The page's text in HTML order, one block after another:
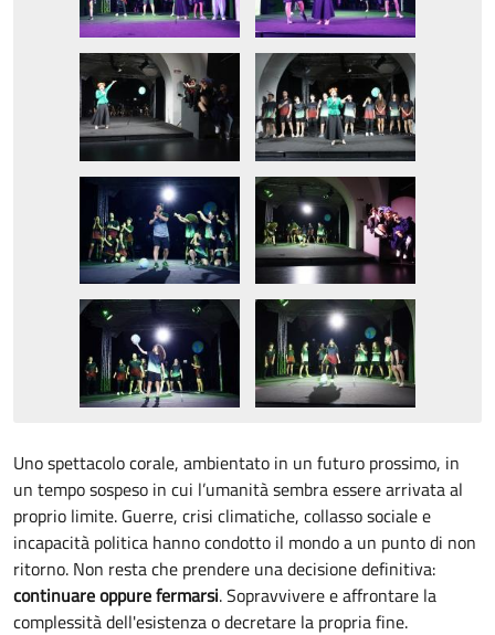
Uno spettacolo corale, ambientato in un futuro prossimo, in
un tempo sospeso in cui l’umanità sembra essere arrivata al
proprio limite. Guerre, crisi climatiche, collasso sociale e
incapacità politica hanno condotto il mondo a un punto di non
ritorno. Non resta che prendere una decisione definitiva:
continuare oppure fermarsi. Sopravvivere e affrontare la
complessità dell'esistenzao decretare la propria fine.